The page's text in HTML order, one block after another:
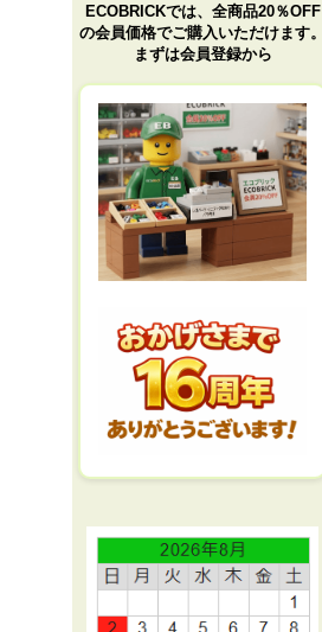
ECOBRICKでは、全商品20％OFF
の会員価格でご購入いただけます。
まずは会員登録から